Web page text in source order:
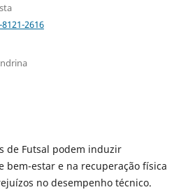
2616
de Futsal podem induzir
bem-estar e na recuperação física
no desempenho técnico.